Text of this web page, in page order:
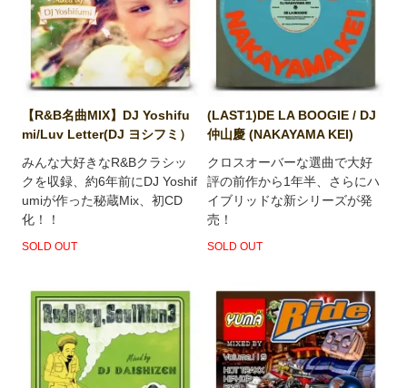
【R&B名曲MIX】DJ Yoshifu
mi/Luv Letter(DJ ヨシフミ）
みんな大好きなR&Bクラシッ
クを収録、約6年前にDJ Yoshif
umiが作った秘蔵Mix、初CD
化！！
SOLD OUT
(LAST1)DE LA BOOGIE / DJ
仲山慶 (NAKAYAMA KEI)
クロスオーバーな選曲で大好
評の前作から1年半、さらにハ
イブリッドな新シリーズが発
売！
SOLD OUT